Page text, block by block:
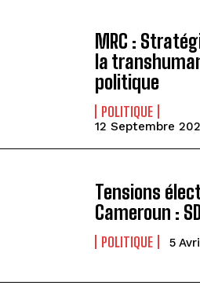
MRC :
la
politique
POLITIQUE
12 Septembre
Tensions
Cameroun :
POLITIQUE 5